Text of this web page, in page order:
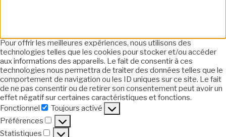
Pour offrir les meilleures expériences, nous utilisons des
technologies telles que les cookies pour stocker et/ou accéder
aux informations des appareils. Le fait de consentir à ces
technologies nous permettra de traiter des données telles que le
comportement de navigation ou les ID uniques sur ce site. Le fait
de ne pas consentir ou de retirer son consentement peut avoir un
effet négatif sur certaines caractéristiques et fonctions.
Fonctionnel
Fonctionnel
Toujours activé
Préférences
Préférences
Statistiques